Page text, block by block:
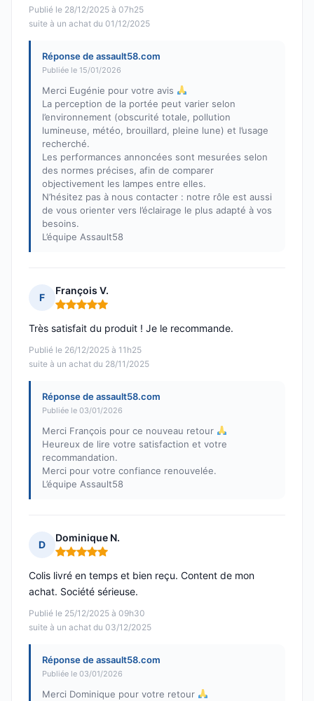
Publié le 28/12/2025 à 07h25
suite à un achat du 01/12/2025
Réponse de assault58.com
Publiée le 15/01/2026
Merci Eugénie pour votre avis
La perception de la portée peut varier selon
l’environnement (obscurité totale, pollution
lumineuse, météo, brouillard, pleine lune) et l’usage
recherché.
Les performances annoncées sont mesurées selon
des normes précises, afin de comparer
objectivement les lampes entre elles.
N’hésitez pas à nous contacter : notre rôle est aussi
de vous orienter vers l’éclairage le plus adapté à vos
besoins.
L’équipe Assault58
F
François V.
Note : 5 sur 5
Publié le 26/12/2025 à 11h25
suite à un achat du 28/11/2025
Très satisfait du produit ! Je le recommande.
Réponse de assault58.com
Publiée le 03/01/2026
Merci François pour ce nouveau retour
Heureux de lire votre satisfaction et votre
recommandation.
Merci pour votre confiance renouvelée.
L’équipe Assault58
D
Dominique N.
Note : 5 sur 5
Publié le 25/12/2025 à 09h30
suite à un achat du 03/12/2025
Colis livré en temps et bien reçu. Content de mon
achat. Société sérieuse.
Réponse de assault58.com
Publiée le 03/01/2026
Merci Dominique pour votre retour